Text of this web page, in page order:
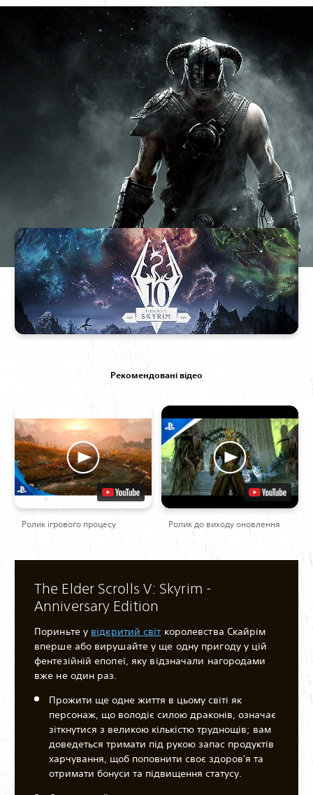
Рекомендовані відео
Ролик ігрового процесу Ролик до виходу оновлення
The Elder Scrolls V: Skyrim -
Anniversary Edition
Пориньте у відкритий світкоролевства Скайрім
вперше або вирушайте у ще одну пригоду у цій
фентезійній епопеї, яку відзначали нагородами
вже не один раз.
Прожити ще одне життя в цьому світі як
персонаж, що володіє силою драконів, означає
зіткнутися з великою кількістю труднощів; вам
доведеться тримати під рукою запас продуктів
харчування, щоб поповнити своє здоров'я та
отримати бонуси та підвищення статусу.